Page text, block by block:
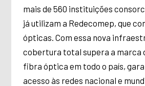
mais de 560 instituições
já utilizam a Redecomep, que
ópticas. Com essa nova
cobertura total supera a marca
fibra óptica em todo o país,
acesso às redes nacional e